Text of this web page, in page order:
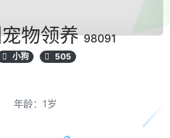
物领养98091
小狗 505
年龄：1岁